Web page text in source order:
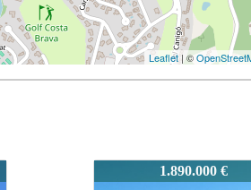
Leaflet | ©
1.000.000 €